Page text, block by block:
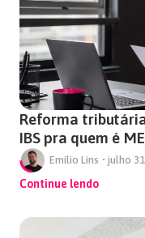
Reforma
IBS pra quem é
Emílio Lins • julho
Continue lendo